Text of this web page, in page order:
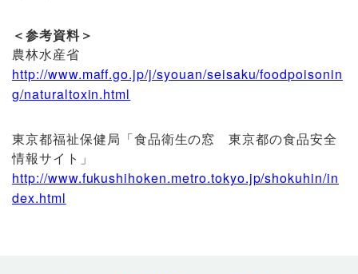
＜参考資料＞
農林水産省
http://www.maff.go.jp/j/syouan/seisaku/foodpoisonin
g/naturaltoxin.html
東京都福祉保健局「食品衛生の窓 東京都の食品安全
情報サイト」
http://www.fukushihoken.metro.tokyo.jp/shokuhin/in
dex.html